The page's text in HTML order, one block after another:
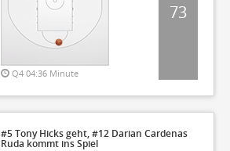
Q4 04:36 Minute
73
#5 Tony Hicks geht, #12 Darian Cardenas
Ruda kommt ins Spiel